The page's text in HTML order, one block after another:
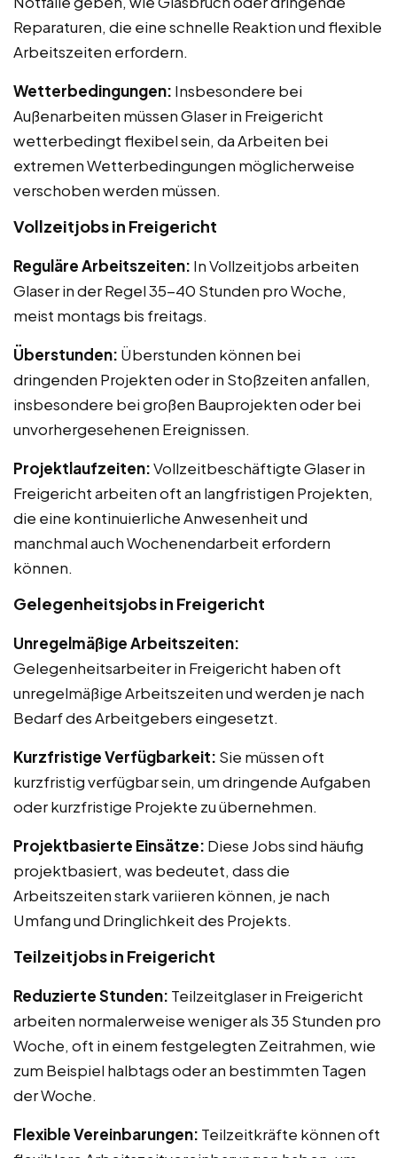
Reparaturen, die eine schnelle Reaktion und flexible
Arbeitszeiten erfordern.
Wetterbedingungen: Insbesondere bei
Außenarbeiten müssen Glaser in Freigericht
wetterbedingt flexibel sein, da Arbeiten bei
extremen Wetterbedingungen möglicherweise
verschoben werden müssen.
Vollzeitjobs in Freigericht
Reguläre Arbeitszeiten: In Vollzeitjobs arbeiten
Glaser in der Regel 35-40 Stunden pro Woche,
meist montags bis freitags.
Überstunden: Überstunden können bei
dringenden Projekten oder in Stoßzeiten anfallen,
insbesondere bei großen Bauprojekten oder bei
unvorhergesehenen Ereignissen.
Projektlaufzeiten:Vollzeitbeschäftigte Glaser in
Freigericht arbeiten oft an langfristigen Projekten,
die eine kontinuierliche Anwesenheit und
manchmal auch Wochenendarbeit erfordern
können.
Gelegenheitsjobs in Freigericht
Unregelmäßige Arbeitszeiten:
Gelegenheitsarbeiter in Freigericht haben oft
unregelmäßige Arbeitszeiten und werden je nach
Bedarf des Arbeitgebers eingesetzt.
Kurzfristige Verfügbarkeit: Sie müssen oft
kurzfristig verfügbar sein, um dringende Aufgaben
oder kurzfristige Projekte zu übernehmen.
Projektbasierte Einsätze: Diese Jobs sind häufig
projektbasiert, was bedeutet, dass die
Arbeitszeiten stark variieren können, je nach
Umfang und Dringlichkeit des Projekts.
Teilzeitjobs in Freigericht
Reduzierte Stunden: Teilzeitglaser in Freigericht
arbeiten normalerweise weniger als 35 Stunden pro
Woche, oft in einem festgelegten Zeitrahmen, wie
zum Beispiel halbtags oder an bestimmten Tagen
der Woche.
Flexible Vereinbarungen: Teilzeitkräfte können oft